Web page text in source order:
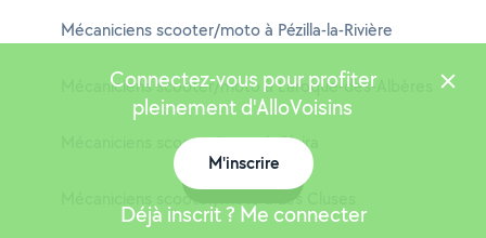
Mécaniciens scooter/moto à Pézilla-la-Rivière
Mécaniciens scooter/moto à Laroque-des-Albères
Mécaniciens scooter/moto à Claira
Connectez-vous pour profiter
pleinement d'AlloVoisins
M'inscrire
Déjà inscrit ? Me connecter